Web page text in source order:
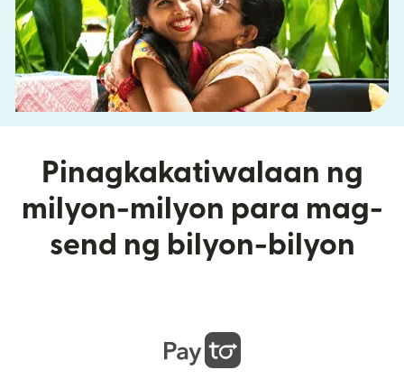
Pinagkakatiwalaan ng
milyon-milyon para mag-
send ng bilyon-bilyon